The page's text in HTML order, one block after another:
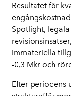
Resultatet för
Spotlight,
immateriella
-0,3 Mkr och
Efter periodens